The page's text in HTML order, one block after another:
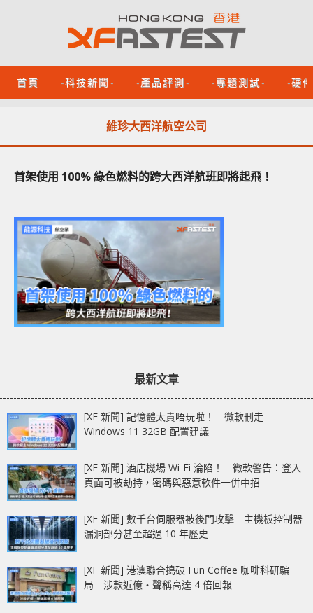
首頁 -科技新聞- -產品評測- -專題測試- -硬
維珍大西洋航空公司
首架使用 100% 綠色燃料的跨大西洋航班即將起飛！
最新文章
[XF 新聞] 記憶體太貴唔玩啦！ 微軟刪走
Windows 11 32GB 配置建議
[XF 新聞] 酒店機場 Wi-Fi 淪陷！ 微軟警告：登入
頁面可被劫持，密碼與惡意軟件一併中招
[XF 新聞] 數千台伺服器被後門攻擊 主機板控制器
漏洞部分甚至超過 10 年歷史
[XF 新聞] 港澳聯合搗破 Fun Coffee 咖啡科研騙
局 涉款近億‧聲稱高達 4 倍回報